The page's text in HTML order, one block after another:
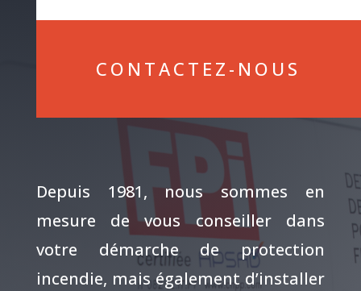
CONTACTEZ-NOUS
Depuis 1981, nous sommes en
mesure de vous conseiller dans
votre démarche de protection
incendie, mais également d’installer